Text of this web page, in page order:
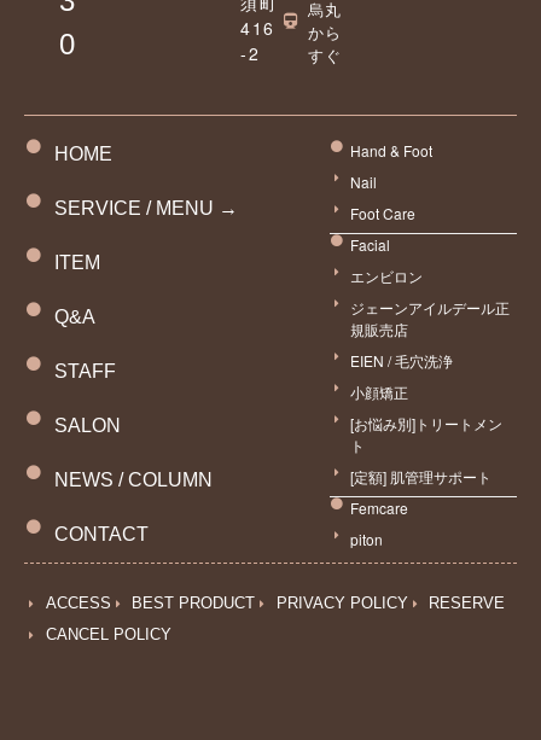
0
416
-2
烏丸
から
すぐ
HOME
SERVICE / MENU →
ITEM
Q&A
STAFF
SALON
NEWS / COLUMN
CONTACT
Hand & Foot
Nail
Foot Care
Facial
エンビロン
ジェーンアイルデール正
規販売店
EIEN / 毛穴洗浄
小顔矯正
[お悩み別]トリートメン
ト
[定額] 肌管理サポート
Femcare
piton
ACCESS BEST PRODUCT PRIVACY POLICY
RESERVE
CANCEL POLICY